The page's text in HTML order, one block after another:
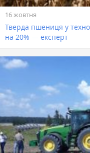
16 жовтня
Тверда пшениця у
на 20% — експерт